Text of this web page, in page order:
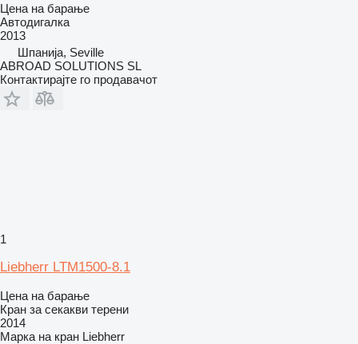
Цена на барање
Автодигалка
2013
Шпанија, Seville
ABROAD SOLUTIONS SL
Контактирајте го продавачот
1
Liebherr LTM1500-8.1
Цена на барање
Кран за секакви терени
2014
Марка на кран Liebherr